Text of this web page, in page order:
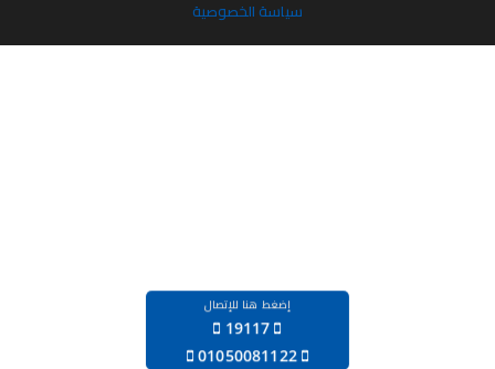
سياسة الخصوصية
إضغط هنا للإتصال
19117
‪01050081122‬‏